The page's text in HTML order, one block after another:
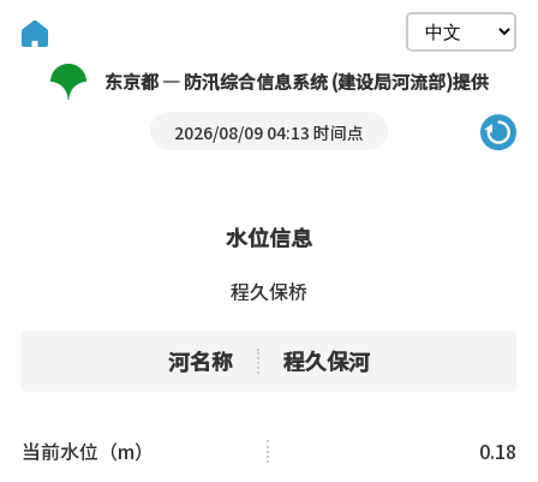
东京都 — 防汛综合信息系统 (建设局河流部)提供
2026/08/09 04:13 时间点
水位信息
程久保桥
河名称 程久保河
当前水位（m）
0.18